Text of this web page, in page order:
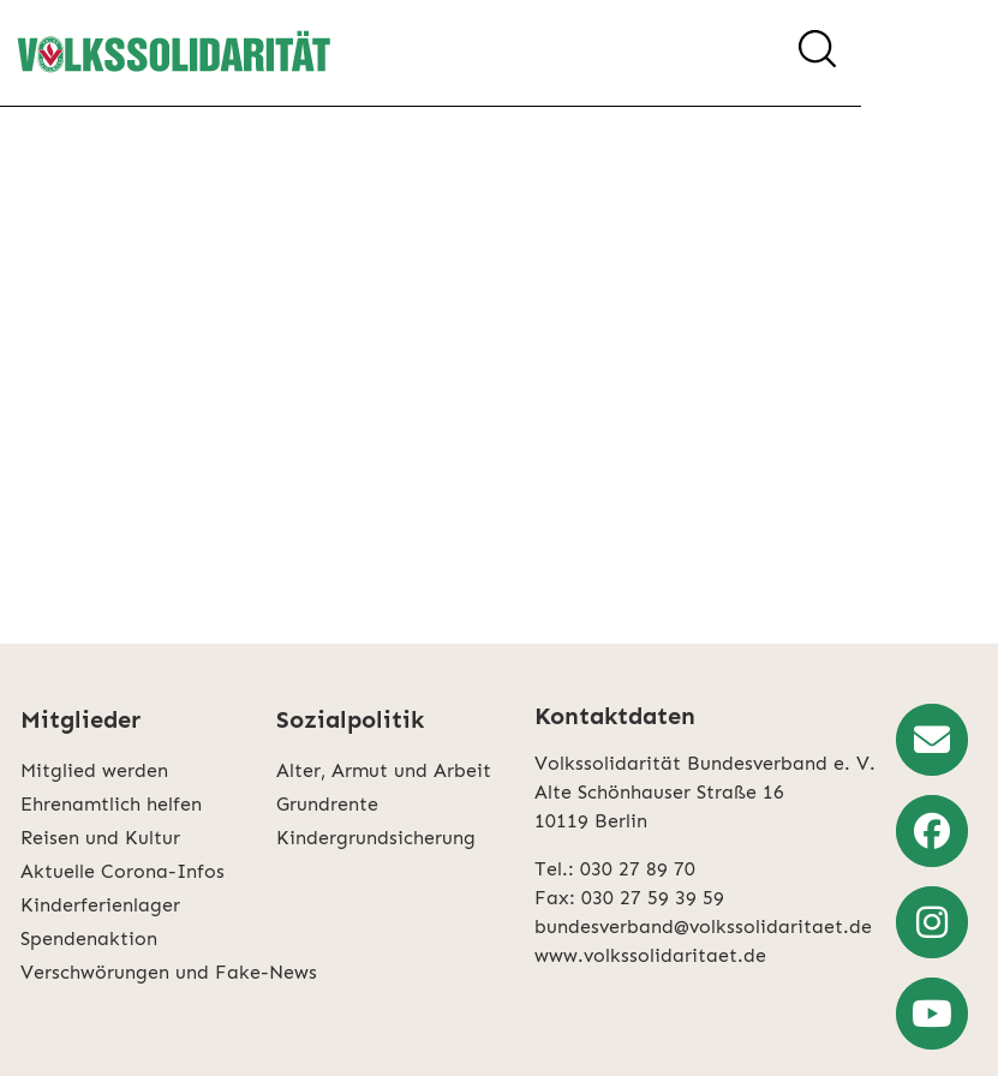
Mitglieder
Mitglied werden
Ehrenamtlich helfen
Reisen und Kultur
Aktuelle Corona-Infos
Kinderferienlager
Spendenaktion
Verschwörungen und Fake-News
Sozialpolitik
Alter, Armut und Arbeit
Grundrente
Kindergrundsicherung
Kontaktdaten
Volkssolidarität Bundesverband e. V.
Alte Schönhauser Straße 16
10119 Berlin
Tel.: 030 27 89 70
Fax: 030 27 59 39 59
bundesverband@volkssolidaritaet.de
www.volkssolidaritaet.de
Weiter
zu
Facebook
Weiter
zu